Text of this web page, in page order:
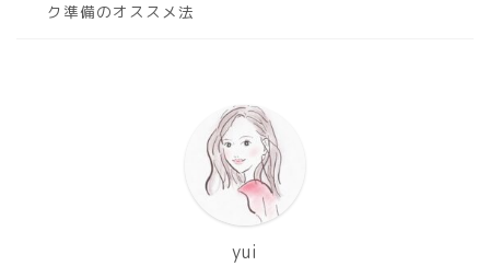
ク準備のオススメ法
yui